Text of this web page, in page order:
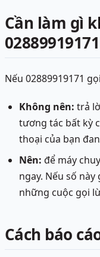
Cần làm gì
02889919171
Nếu 02889919171
Không nên: trả
tương tác bất kỳ
thoại của bạn
Nên: để máy
ngay. Nếu số
những cuộc gọi
Cách báo